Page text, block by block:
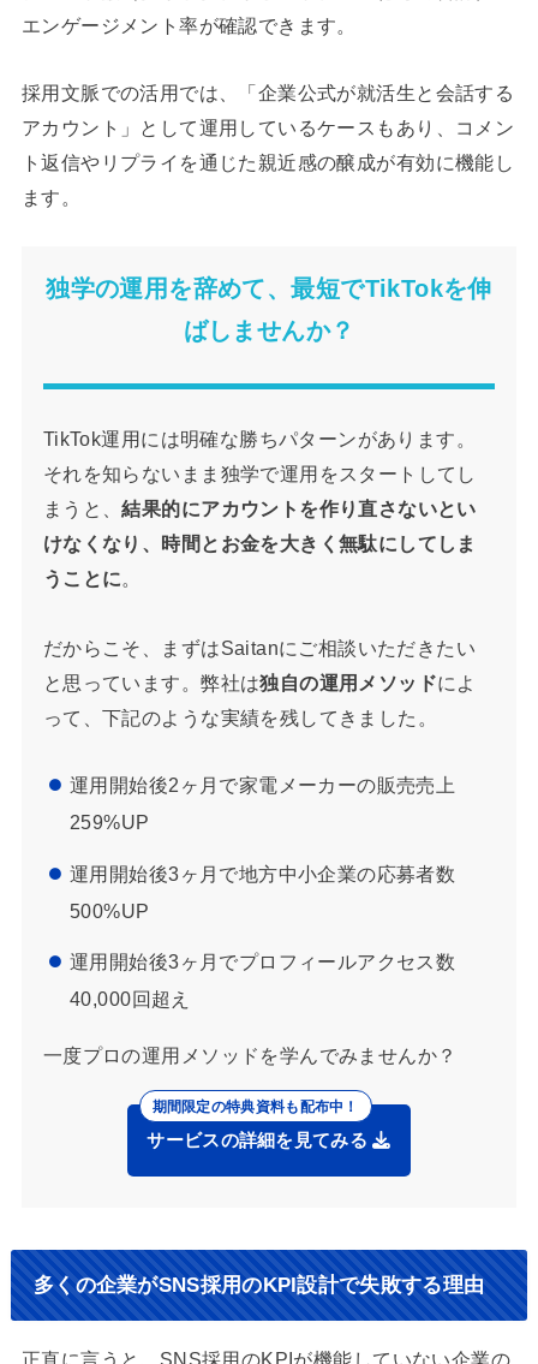
エンゲージメント率が確認できます。
採用文脈での活用では、「企業公式が就活生と会話する
アカウント」として運用しているケースもあり、コメン
ト返信やリプライを通じた親近感の醸成が有効に機能し
ます。
独学の運用を辞めて、最短でTikTokを伸
ばしませんか？
TikTok運用には明確な勝ちパターンがあります。
それを知らないまま独学で運用をスタートしてし
まうと、結果的にアカウントを作り直さないとい
けなくなり、時間とお金を大きく無駄にしてしま
うことに。
だからこそ、まずはSaitanにご相談いただきたい
と思っています。弊社は独自の運用メソッドによ
って、下記のような実績を残してきました。
運用開始後2ヶ月で家電メーカーの販売売上
259%UP
運用開始後3ヶ月で地方中小企業の応募者数
500%UP
運用開始後3ヶ月でプロフィールアクセス数
40,000回超え
一度プロの運用メソッドを学んでみませんか？
サービスの詳細を見てみる
多くの企業がSNS採用のKPI設計で失敗する理由
正直に言うと、SNS採用のKPIが機能していない企業の